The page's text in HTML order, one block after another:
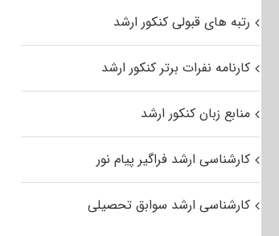
رتبه های قبولی کنکور ارشد
کارنامه نفرات برتر کنکور ارشد
منابع زبان کنکور ارشد
کارشناسی ارشد فراگیر پیام نور
کارشناسی ارشد سوابق تحصیلی